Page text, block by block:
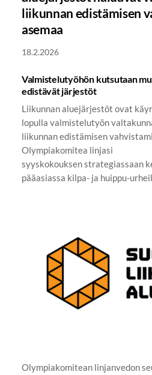
liikunnan edistämisen
asemaa
18.2.2026
Valmistelutyöhön kutsutaan
edistävät järjestöt
Liikunnan aluejärjestöt ovat
lopulla valmistelutyön
liikunnan edistämisen
Olympiakomitea linjasi
syyskokouksen strategiassaan
pääasiassa kilpa- ja huippu-
Olympiakomitean linjanvedon